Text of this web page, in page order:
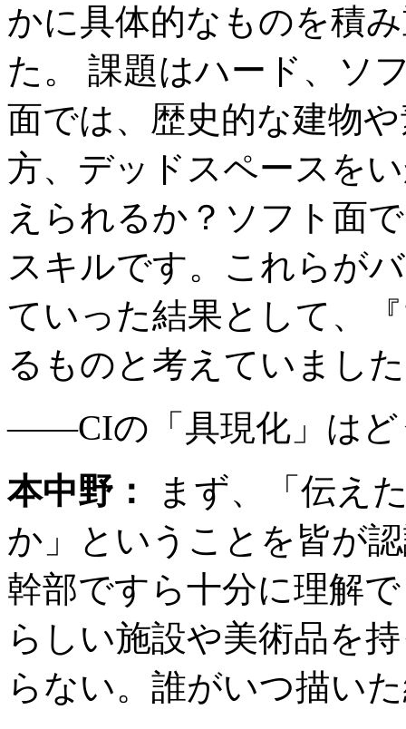
かに具体的なものを積
た。 課題はハード、ソ
面では、歴史的な建物
方、デッドスペースを
えられるか？ソフト面
スキルです。これらが
ていった結果として、
るものと考えていまし
――CIの「具現化」はど
本中野：
まず、「伝え
か」ということを皆が
幹部ですら十分に理解
らしい施設や美術品を
らない。誰がいつ描い